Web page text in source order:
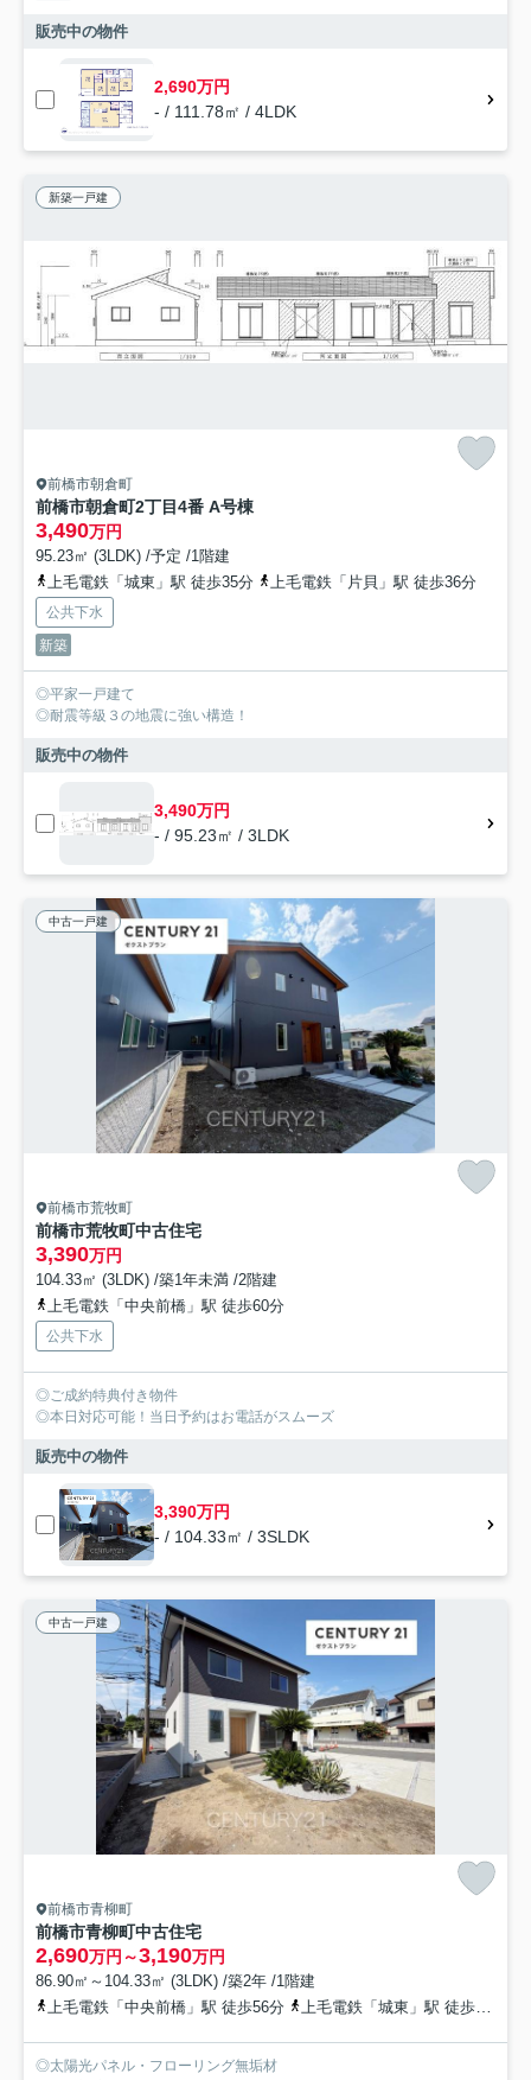
販売中の物件
2,690万円
- / 111.78㎡ / 4LDK
新築一戸建
前橋市朝倉町
前橋市朝倉町2丁目4番 A号棟
3,490万円
95.23㎡ (3LDK) /予定 /1階建
上毛電鉄「城東」駅 徒歩35分
上毛電鉄「片貝」駅 徒歩36分
公共下水
新築
◎平家一戸建て
◎耐震等級３の地震に強い構造！
販売中の物件
3,490万円
- / 95.23㎡ / 3LDK
中古一戸建
前橋市荒牧町
前橋市荒牧町中古住宅
3,390万円
104.33㎡ (3LDK) /築1年未満 /2階建
上毛電鉄「中央前橋」駅 徒歩60分
公共下水
◎ご成約特典付き物件
◎本日対応可能！当日予約はお電話がスムーズ
販売中の物件
3,390万円
- / 104.33㎡ / 3SLDK
中古一戸建
前橋市青柳町
前橋市青柳町中古住宅
2,690万円～3,190万円
86.90㎡～104.33㎡ (3LDK) /築2年 /1階建
上毛電鉄「中央前橋」駅 徒歩56分
上毛電鉄「城東」駅 徒歩57分
◎太陽光パネル・フローリング無垢材